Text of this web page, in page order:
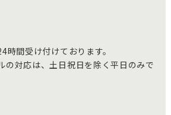
時間受け付けております。
の対応は、土日祝日を除く平日のみで